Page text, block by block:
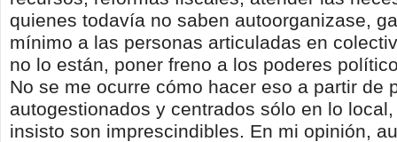
quienes todavía no saben autoorganizase,
mínimo a las personas articuladas en
no lo están, poner freno a los poderes
No se me ocurre cómo hacer eso a partir de
autogestionados y centrados sólo en lo
insisto son imprescindibles. En mi opinión,